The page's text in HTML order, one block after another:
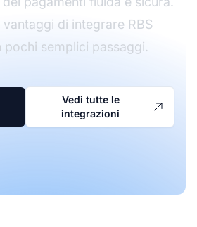
di integrare RBS
pochi semplici passaggi.
Vedi tutte le
integrazioni